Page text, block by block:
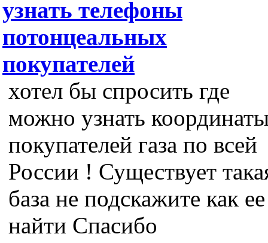
узнать телефоны
потонцеальных
покупателей
хотел бы спросить где
можно узнать
покупателей газа по всей
России ! Существует
база не подскажите как ее
найти Спасибо